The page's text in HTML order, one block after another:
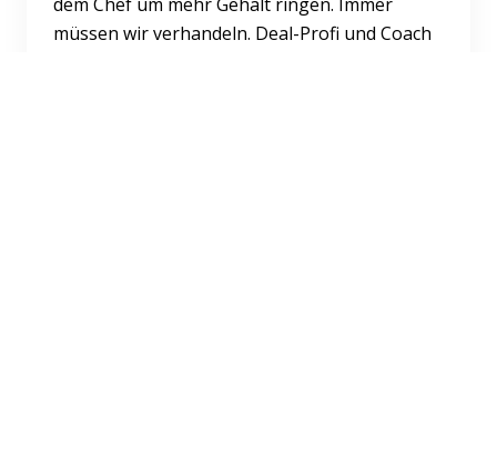
müssen wir verhandeln. Deal-Profi und Coach